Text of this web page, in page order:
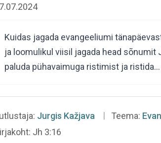
Kuidas jagada evangeeliumi
ja loomulikul viisil jagada head
paluda pühavaimuga ristimist ja ristida…
Jurgis Kažjava Teema:
Jh 3:16